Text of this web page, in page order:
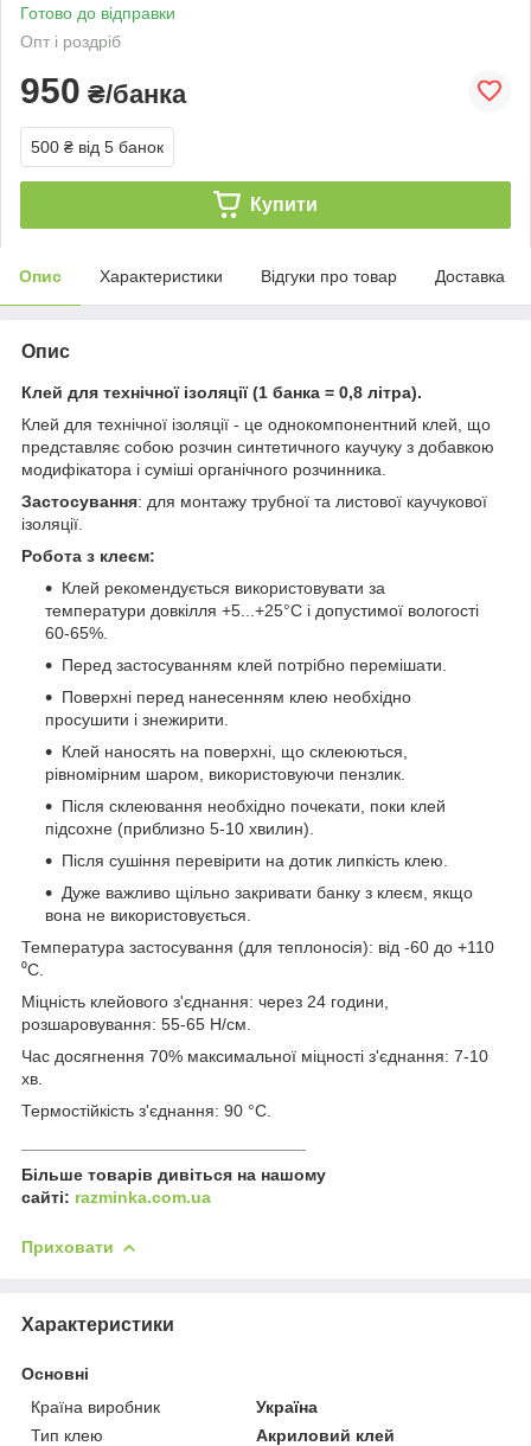
Готово до відправки
Опт і роздріб
950 ₴/банка
500 ₴ від 5 банок
Купити
Опис Характеристики Відгуки про товар Доставка
Опис
Клей для технічної ізоляції (1 банка = 0,8 літра).
Клей для технічної ізоляції - це однокомпонентний клей, що
представляє собою розчин синтетичного каучуку з добавкою
модифікатора і суміші органічного розчинника.
Застосування: для монтажу трубної та листової каучукової
ізоляції.
Робота з клеєм:
Клей рекомендується використовувати за
температури довкілля +5...+25°С і допустимої вологості
60-65%.
Перед застосуванням клей потрібно перемішати.
Поверхні перед нанесенням клею необхідно
просушити і знежирити.
Клей наносять на поверхні, що склеюються,
рівномірним шаром, використовуючи пензлик.
Після склеювання необхідно почекати, поки клей
підсохне (приблизно 5-10 хвилин).
Після сушіння перевірити на дотик липкість клею.
Дуже важливо щільно закривати банку з клеєм, якщо
вона не використовується.
Температура застосування (для теплоносія): від -60 до +110
⁰С.
Міцність клейового з'єднання: через 24 години,
розшаровування: 55-65 Н/см.
Час досягнення 70% максимальної міцності з'єднання: 7-10
хв.
Термостійкість з'єднання: 90 °С.
Більше товарів дивіться на нашому
сайті: razminka.com.ua
Приховати
Характеристики
Основні
Країна виробник
Україна
Тип клею
Акриловий клей